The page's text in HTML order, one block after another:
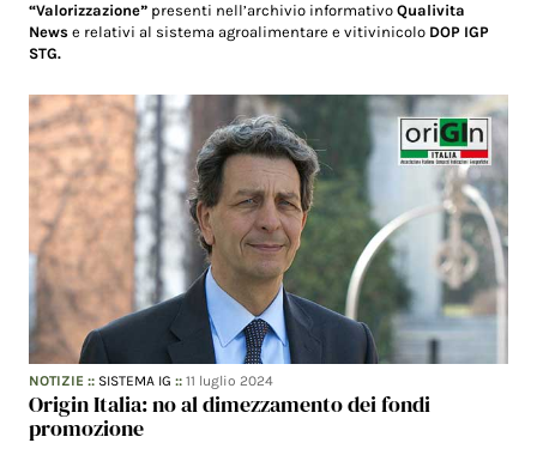
“Valorizzazione” presenti nell’archivio informativoQualivita
News e relativi al sistema agroalimentare e vitivinicolo DOP IGP
STG.
NOTIZIE :: SISTEMA IG ::11 luglio 2024
Origin Italia: no al dimezzamento dei fondi
promozione